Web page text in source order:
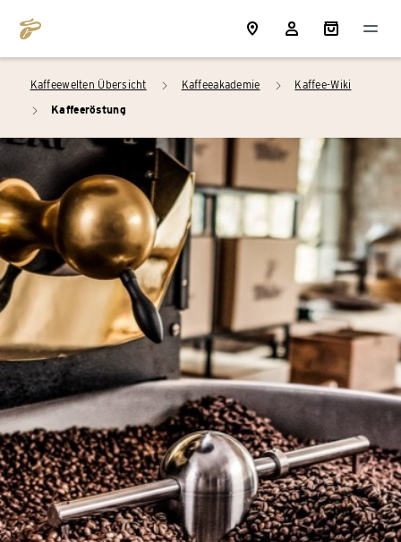
Kaffeewelten Übersicht arrow_right Kaffeeakademie arrow_right Kaffee-Wiki
arrow_right Kaffeeröstung